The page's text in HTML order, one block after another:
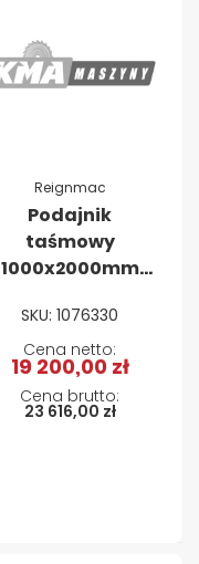
Reignmac
Podajnik
taśmowy
1000x2000mm
SKU: 1076330
23 616,00 zł
19 200,00 zł